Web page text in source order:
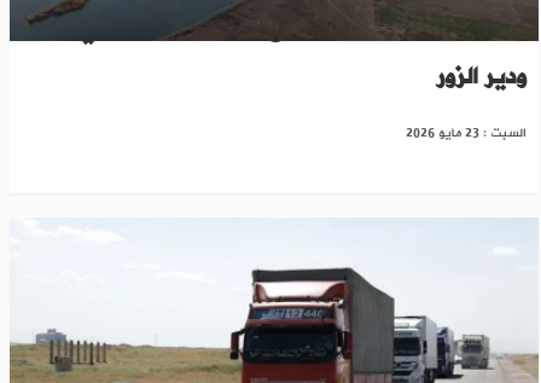
تحذيرات رسمية من ارتفاع منسوب الفرات في الرقة
ودير الزور
السبت : 23 مايو 2026